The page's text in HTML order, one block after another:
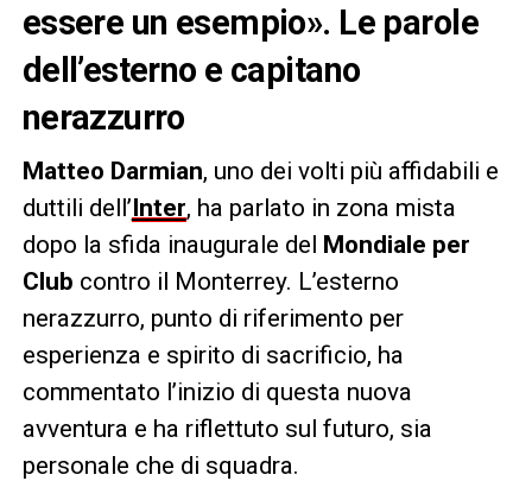
essere un esempio». Le parole
dell’esterno e capitano
nerazzurro
Matteo Darmian, uno dei volti più affidabili e
duttili dell’Inter, ha parlato in zona mista
dopo la sfida inaugurale del Mondiale per
Club contro il Monterrey. L’esterno
nerazzurro, punto di riferimento per
esperienza e spirito di sacrificio, ha
commentato l’inizio di questa nuova
avventura e ha riflettuto sul futuro, sia
personale che di squadra.